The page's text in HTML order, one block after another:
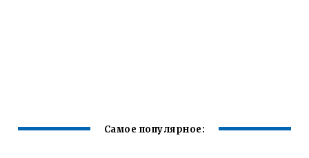
Самое популярное: